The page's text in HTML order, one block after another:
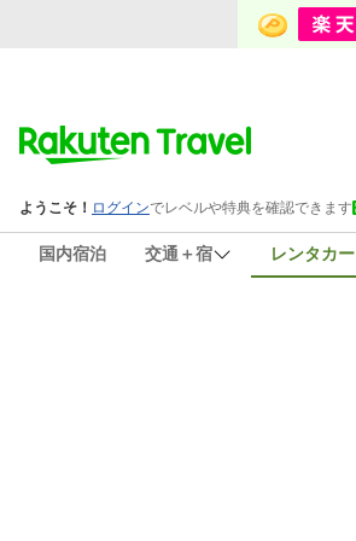
国内宿泊 交通＋宿 レンタカー